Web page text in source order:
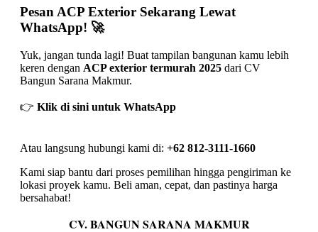
Pesan ACP Exterior Sekarang Lewat
WhatsApp! 🚀
Yuk, jangan tunda lagi! Buat tampilan bangunan kamu lebih
keren dengan ACP exterior termurah 2025 dari CV
Bangun Sarana Makmur.
👉 Klik di sini untuk WhatsApp
Atau langsung hubungi kami di: +62 812-3111-1660
Kami siap bantu dari proses pemilihan hingga pengiriman ke
lokasi proyek kamu. Beli aman, cepat, dan pastinya harga
bersahabat!
CV. BANGUN SARANA MAKMUR